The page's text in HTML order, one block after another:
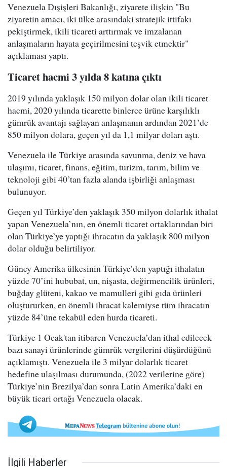
Venezuela Dışişleri Bakanlığı, ziyarete ilişkin "Bu
ziyaretin amacı, iki ülke arasındaki stratejik ittifakı
pekiştirmek, ikili ticareti arttırmak ve imzalanan
anlaşmaların hayata geçirilmesini teşvik etmektir"
açıklaması yaptı.
Ticaret hacmi 3 yılda 8 katına çıktı
2019 yılında yaklaşık 150 milyon dolar olan ikili ticaret
hacmi, 2020 yılında ticarette binlerce ürüne karşılıklı
gümrük avantajı sağlayan anlaşmanın ardından 2021’de
850 milyon dolara, geçen yıl da 1,1 milyar doları aştı.
Venezuela ile Türkiye arasında savunma, deniz ve hava
ulaşımı, ticaret, finans, eğitim, turizm, tarım, bilim ve
teknoloji gibi 40’tan fazla alanda işbirliği anlaşması
bulunuyor.
Geçen yıl Türkiye’den yaklaşık 350 milyon dolarlık ithalat
yapan Venezuela’nın, en önemli ticaret ortaklarından biri
olan Türkiye’ye yaptığı ihracatın da yaklaşık 800 milyon
dolar olduğu belirtiliyor.
Güney Amerika ülkesinin Türkiye’den yaptığı ithalatın
yüzde 70’ini hububat, un, nişasta, değirmencilik ürünleri,
buğday glüteni, kakao ve mamulleri gibi gıda ürünleri
oluştururken, en önemli ihracat kalemiyse tüm ihracatın
yüzde 84’üne tekabül eden hurda ticareti.
Türkiye 1 Ocak'tan itibaren Venezuela’dan ithal edilecek
bazı sanayi ürünlerinde gümrük vergilerini düşürdüğünü
açıklamıştı. Venezuela ile 3 milyar dolarlık ticaret
hedefine ulaşılması durumunda, (2022 verilerine göre)
Türkiye’nin Brezilya’dan sonra Latin Amerika’daki en
büyük ticari ortağı Venezuela olacak.
İlgili Haberler